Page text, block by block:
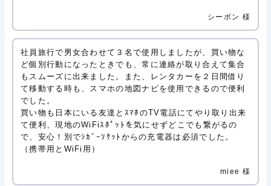
シーボン 様
社員旅行で男女合わせて３名で使用しましたが、買い物な
ど個別行動になったときでも、常に連絡が取り合えて集合
もスムーズに出来ました。また、レンタカーを２日間借り
て移動する時も、スマホの地図ナビを使用できるので便利
でした。
買い物も日本にいる友達とｽﾏﾎのTV電話にてやり取り出来
て便利、現地のWiFiｽﾎﾟｯﾄを気にせずどこでも繋がるの
で、安心！別でｼｶﾞｰｿｹｯﾄからの充電器は必須でした。
（携帯用とWiFi用）
miee 様